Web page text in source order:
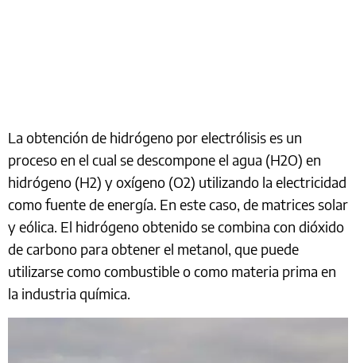
La obtención de hidrógeno por electrólisis es un
proceso en el cual se descompone el agua (H2O) en
hidrógeno (H2) y oxígeno (O2) utilizando la electricidad
como fuente de energía. En este caso, de matrices solar
y eólica. El hidrógeno obtenido se combina con dióxido
de carbono para obtener el metanol, que puede
utilizarse como combustible o como materia prima en
la industria química.